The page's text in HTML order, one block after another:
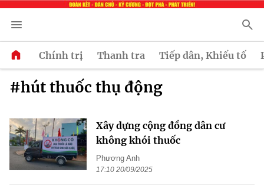
Chính trị Thanh tra Tiếp dân, Khiếu tố
#hút thuốc thụ động
Xây dựng cộng đồng dân cư
không khói thuốc
Phương Anh
17:10 20/09/2025